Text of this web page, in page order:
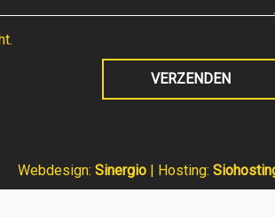
Webdesign: Sinergio | Hosting: